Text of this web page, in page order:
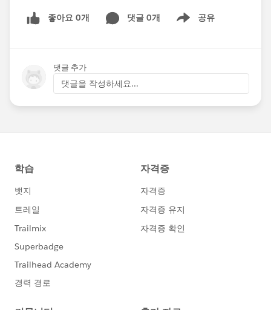
좋아요 0개 댓글 0개 공유
Show menu
댓글 추가
댓글을 작성하세요...